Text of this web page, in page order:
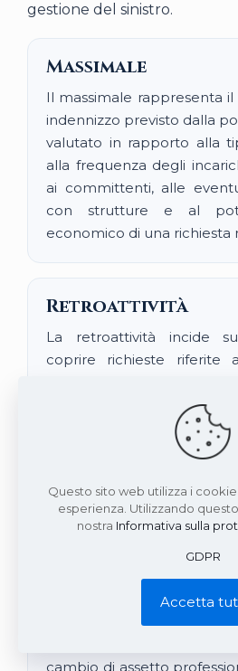
gestione del sinistro.
Massimale
Il massimale rappresenta
indennizzo previsto dalla
valutato in rapporto alla
alla frequenza degli
ai committenti, alle
con strutture e al
economico di una richiesta
Retroattività
La retroattività incide
coprire richieste riferite
denunciati durante il
rientranti nelle
particolarmente
non assicurata.
La garanzia postuma può
caso di
cambio di assetto
Questo sito web utilizza i
esperienza. Utilizzando
nostra Informativa sulla
GDPR
Accetta